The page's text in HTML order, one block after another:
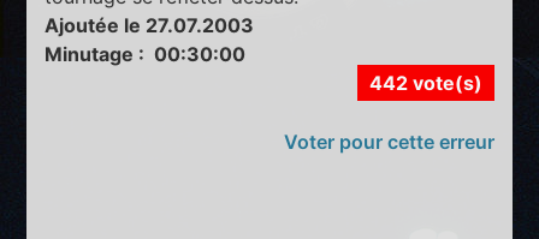
Ajoutée le 27.07.2003
Minutage : 00:30:00
442 vote(s)
Voter pour cette erreur